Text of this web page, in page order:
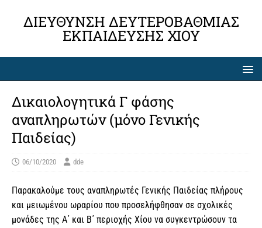
ΔΙΕΎΘΥΝΣΗ ΔΕΥΤΕΡΟΒΆΘΜΙΑΣ
ΕΚΠΑΊΔΕΥΣΗΣ ΧΊΟΥ
Δικαιολογητικά Γ φάσης
αναπληρωτών (μόνο Γενικής
Παιδείας)
06/10/2020 dde
Παρακαλούμε τους αναπληρωτές Γενικής Παιδείας πλήρους
και μειωμένου ωραρίου που προσελήφθησαν σε σχολικές
μονάδες της Α΄ και Β΄ περιοχής Χίου να συγκεντρώσουν τα